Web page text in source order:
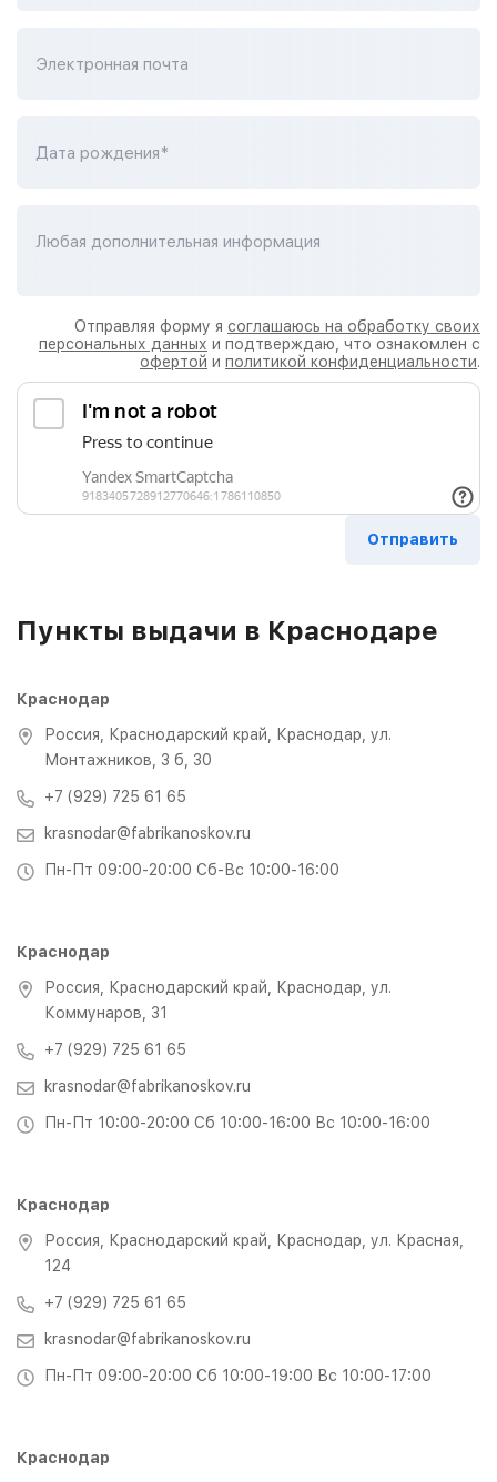
Электронная почта
Дата рождения*
Любая дополнительная информация
Отправляя форму я соглашаюсь на обработку своих
персональных данных и подтверждаю, что ознакомлен с
офертой и политикой конфиденциальности.
Пункты выдачи в Краснодаре
Краснодар
Россия, Краснодарский край, Краснодар, ул.
Монтажников, 3 б, 30
+7 (929) 725 61 65
krasnodar@fabrikanoskov.ru
Пн-Пт 09:00-20:00 Сб-Вс 10:00-16:00
Краснодар
Россия, Краснодарский край, Краснодар, ул.
Коммунаров, 31
+7 (929) 725 61 65
krasnodar@fabrikanoskov.ru
Пн-Пт 10:00-20:00 Сб 10:00-16:00 Вс 10:00-16:00
Краснодар
Россия, Краснодарский край, Краснодар, ул. Красная,
124
+7 (929) 725 61 65
krasnodar@fabrikanoskov.ru
Пн-Пт 09:00-20:00 Сб 10:00-19:00 Вс 10:00-17:00
Краснодар